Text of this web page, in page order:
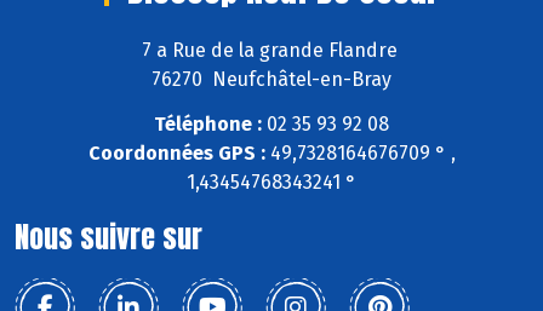
7 a Rue de la grande Flandre
76270 Neufchâtel-en-Bray
Téléphone : 02 35 93 92 08
Coordonnées GPS :49,7328164676709 ° ,
1,43454768343241 °
Nous suivre sur